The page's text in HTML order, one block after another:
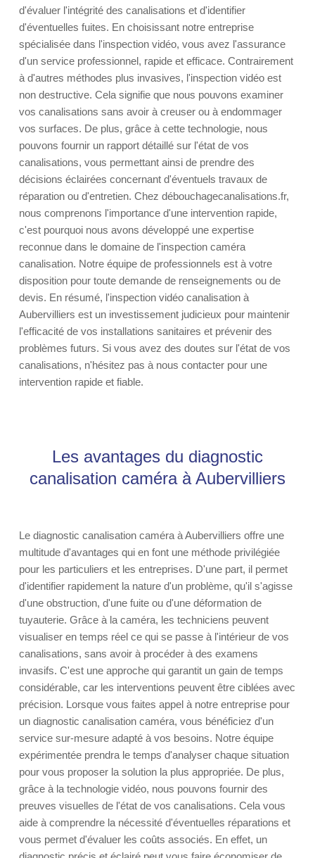
d'évaluer l'intégrité des canalisations et d'identifier
d'éventuelles fuites. En choisissant notre entreprise
spécialisée dans l'inspection vidéo, vous avez l'assurance
d'un service professionnel, rapide et efficace. Contrairement
à d'autres méthodes plus invasives, l'inspection vidéo est
non destructive. Cela signifie que nous pouvons examiner
vos canalisations sans avoir à creuser ou à endommager
vos surfaces. De plus, grâce à cette technologie, nous
pouvons fournir un rapport détaillé sur l'état de vos
canalisations, vous permettant ainsi de prendre des
décisions éclairées concernant d'éventuels travaux de
réparation ou d'entretien. Chez débouchagecanalisations.fr,
nous comprenons l'importance d'une intervention rapide,
c'est pourquoi nous avons développé une expertise
reconnue dans le domaine de l'inspection caméra
canalisation. Notre équipe de professionnels est à votre
disposition pour toute demande de renseignements ou de
devis. En résumé, l'inspection vidéo canalisation à
Aubervilliers est un investissement judicieux pour maintenir
l'efficacité de vos installations sanitaires et prévenir des
problèmes futurs. Si vous avez des doutes sur l'état de vos
canalisations, n'hésitez pas à nous contacter pour une
intervention rapide et fiable.
Les avantages du diagnostic
canalisation caméra à Aubervilliers
Le diagnostic canalisation caméra à Aubervilliers offre une
multitude d'avantages qui en font une méthode privilégiée
pour les particuliers et les entreprises. D'une part, il permet
d'identifier rapidement la nature d'un problème, qu'il s'agisse
d'une obstruction, d'une fuite ou d'une déformation de
tuyauterie. Grâce à la caméra, les techniciens peuvent
visualiser en temps réel ce qui se passe à l'intérieur de vos
canalisations, sans avoir à procéder à des examens
invasifs. C'est une approche qui garantit un gain de temps
considérable, car les interventions peuvent être ciblées avec
précision. Lorsque vous faites appel à notre entreprise pour
un diagnostic canalisation caméra, vous bénéficiez d'un
service sur-mesure adapté à vos besoins. Notre équipe
expérimentée prendra le temps d'analyser chaque situation
pour vous proposer la solution la plus appropriée. De plus,
grâce à la technologie vidéo, nous pouvons fournir des
preuves visuelles de l'état de vos canalisations. Cela vous
aide à comprendre la nécessité d'éventuelles réparations et
vous permet d'évaluer les coûts associés. En effet, un